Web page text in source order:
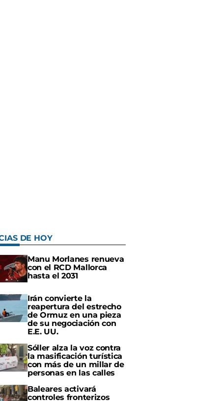
DE HOY
Manu Morlanes renueva
con el RCD Mallorca
hasta el 2031
Irán convierte la
reapertura del estrecho
de Ormuz en una pieza
de su negociación con
E.E. UU.
Sóller alza la voz contra
la masificación turística
con más de un millar de
personas en las calles
Baleares activará
controles fronterizos